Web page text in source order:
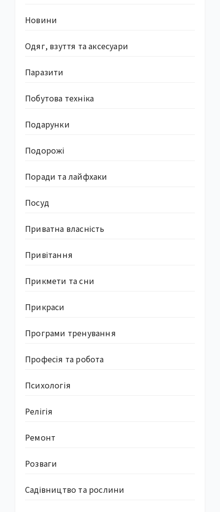
Новини
Одяг, взуття та аксесуари
Паразити
Побутова техніка
Подарунки
Подорожі
Поради та лайфхаки
Посуд
Приватна власність
Привітання
Прикмети та сни
Прикраси
Програми тренування
Професія та робота
Психологія
Релігія
Ремонт
Розваги
Садівництво та рослини